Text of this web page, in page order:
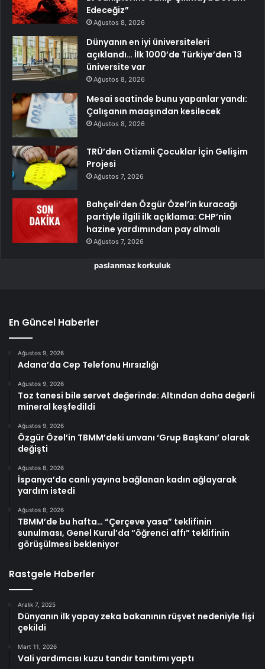
Edeceğiz”
Ağustos 8, 2026
Dünyanın en iyi üniversiteleri
açıklandı… İlk 1000’de Türkiye’den 13
üniversite var
Ağustos 8, 2026
Mesai saatinde bunu yapanlar yandı:
Çalışanın maaşından kesilecek
Ağustos 8, 2026
TRÜ’den Otizmli Çocuklar İçin Gelişim
Projesi
Ağustos 7, 2026
Bahçeli’den Özgür Özel’in kuracağı
partiyle ilgili ilk açıklama: CHP’nin
hazine yardımından pay almalı
Ağustos 7, 2026
paslanmaz korkuluk
En Güncel Haberler
Ağustos 9, 2026
Adana’da Cep Telefonu Hırsızlığı
Ağustos 9, 2026
Toz tanesi bile servet değerinde: Altından daha değerli
mineral keşfedildi
Ağustos 9, 2026
Özgür Özel’in TBMM’deki unvanı ‘Grup Başkanı’ olarak
değişti
Ağustos 8, 2026
İspanya’da canlı yayına bağlanan kadın ağlayarak
yardım istedi
Ağustos 8, 2026
TBMM’de bu hafta… “Çerçeve yasa” teklifinin
sunulması, Genel Kurul’da “öğrenci affı” teklifinin
görüşülmesi bekleniyor
Rastgele Haberler
Aralık 7, 2025
Dünyanın ilk yapay zeka bakanının rüşvet nedeniyle fişi
çekildi
Mart 11, 2026
Vali yardımcısı kuzu tandır tanıtımı yaptı